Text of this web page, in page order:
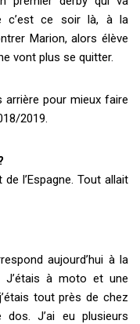
c’est ce soir là, à la
Marion, alors élève
vont plus se quitter.
arrière pour mieux faire
2019.
l’Espagne. Tout allait
aujourd’hui à la
J’étais à moto et une
tout près de chez
dos. J’ai eu plusieurs